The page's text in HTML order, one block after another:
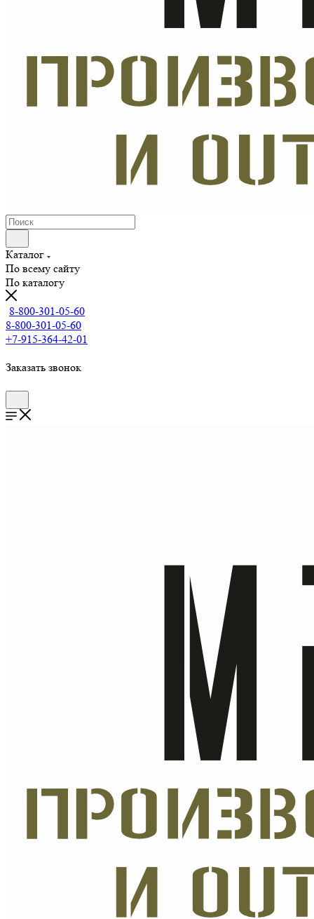
Каталог
По всему сайту
По каталогу
8-800-301-05-60
8-800-301-05-60
+7-915-364-42-01
Заказать звонок